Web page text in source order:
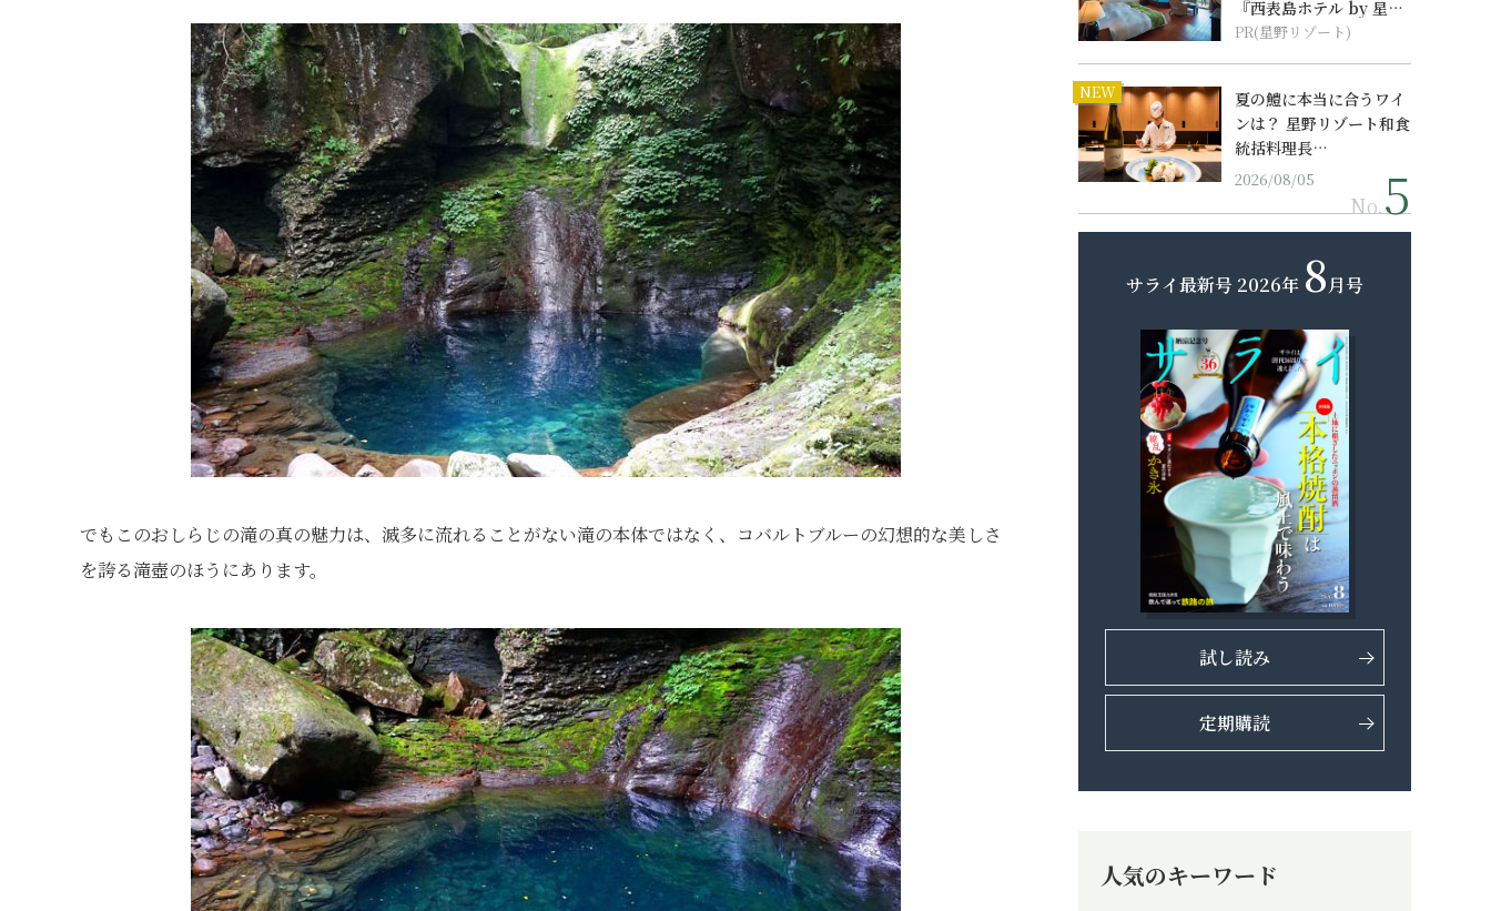
でもこのおしらじの滝の真の魅力は、滅多に流れることがない滝の本体ではなく、コバルトブルーの幻想的な美しさ
を誇る滝壺のほうにあります。
『西表島ホテル by 星野
リゾート』
PR(星野リゾート)
NEW
夏の鱧に本当に合うワイ
ンは？ 星野リゾート和食
統括料理長…
2026/08/05
No.
サライ最新号 2026年 8月号
試し読み
定期購読
人気のキーワード